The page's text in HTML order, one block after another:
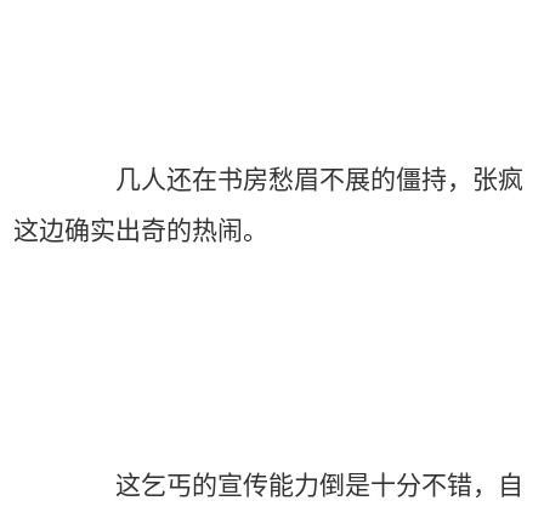
几人还在书房愁眉不展的僵持，张疯
这边确实出奇的热闹。
这乞丐的宣传能力倒是十分不错，自